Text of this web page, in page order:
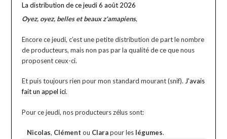
La distribution de ce jeudi 6 août 2026
Oyez, oyez, belles et beaux z'amapiens,
Encore ce jeudi, c’est une petite distribution de part le nombre
de producteurs, mais non pas par la qualité de ce que nous
proposent ceux-ci.
Et puis toujours rien pour mon standard mourant (snif). J'avais
fait un appel ici.
Pour ce jeudi, nos producteurs zélus sont:
Nicolas, Clémentou Clarapour les légumes.